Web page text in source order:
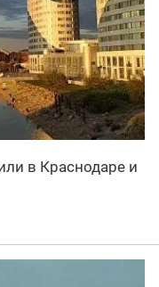
в Краснодаре и